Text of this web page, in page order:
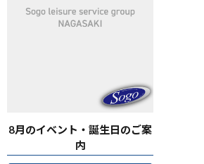
8月のイベント・誕生日のご案
内